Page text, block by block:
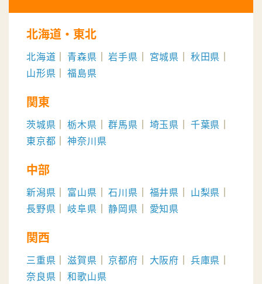
北海道・東北
北海道 青森県 岩手県 宮城県
秋田県
山形県
福島県
関東
茨城県 栃木県 群馬県 埼玉県
千葉県
東京都
神奈川県
中部
新潟県 富山県 石川県 福井県
山梨県
長野県
岐阜県 静岡県 愛知県
関西
三重県 滋賀県 京都府 大阪府
兵庫県
奈良県
和歌山県